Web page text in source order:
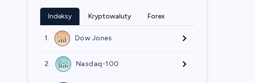
Indeksy Kryptowaluty Forex
1. Dow Jones
2. Nasdaq-100